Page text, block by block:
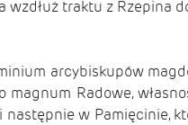
wzdłuż traktu z Rzepina
arcybiskupów
Radowe,
w Pamięcinie,